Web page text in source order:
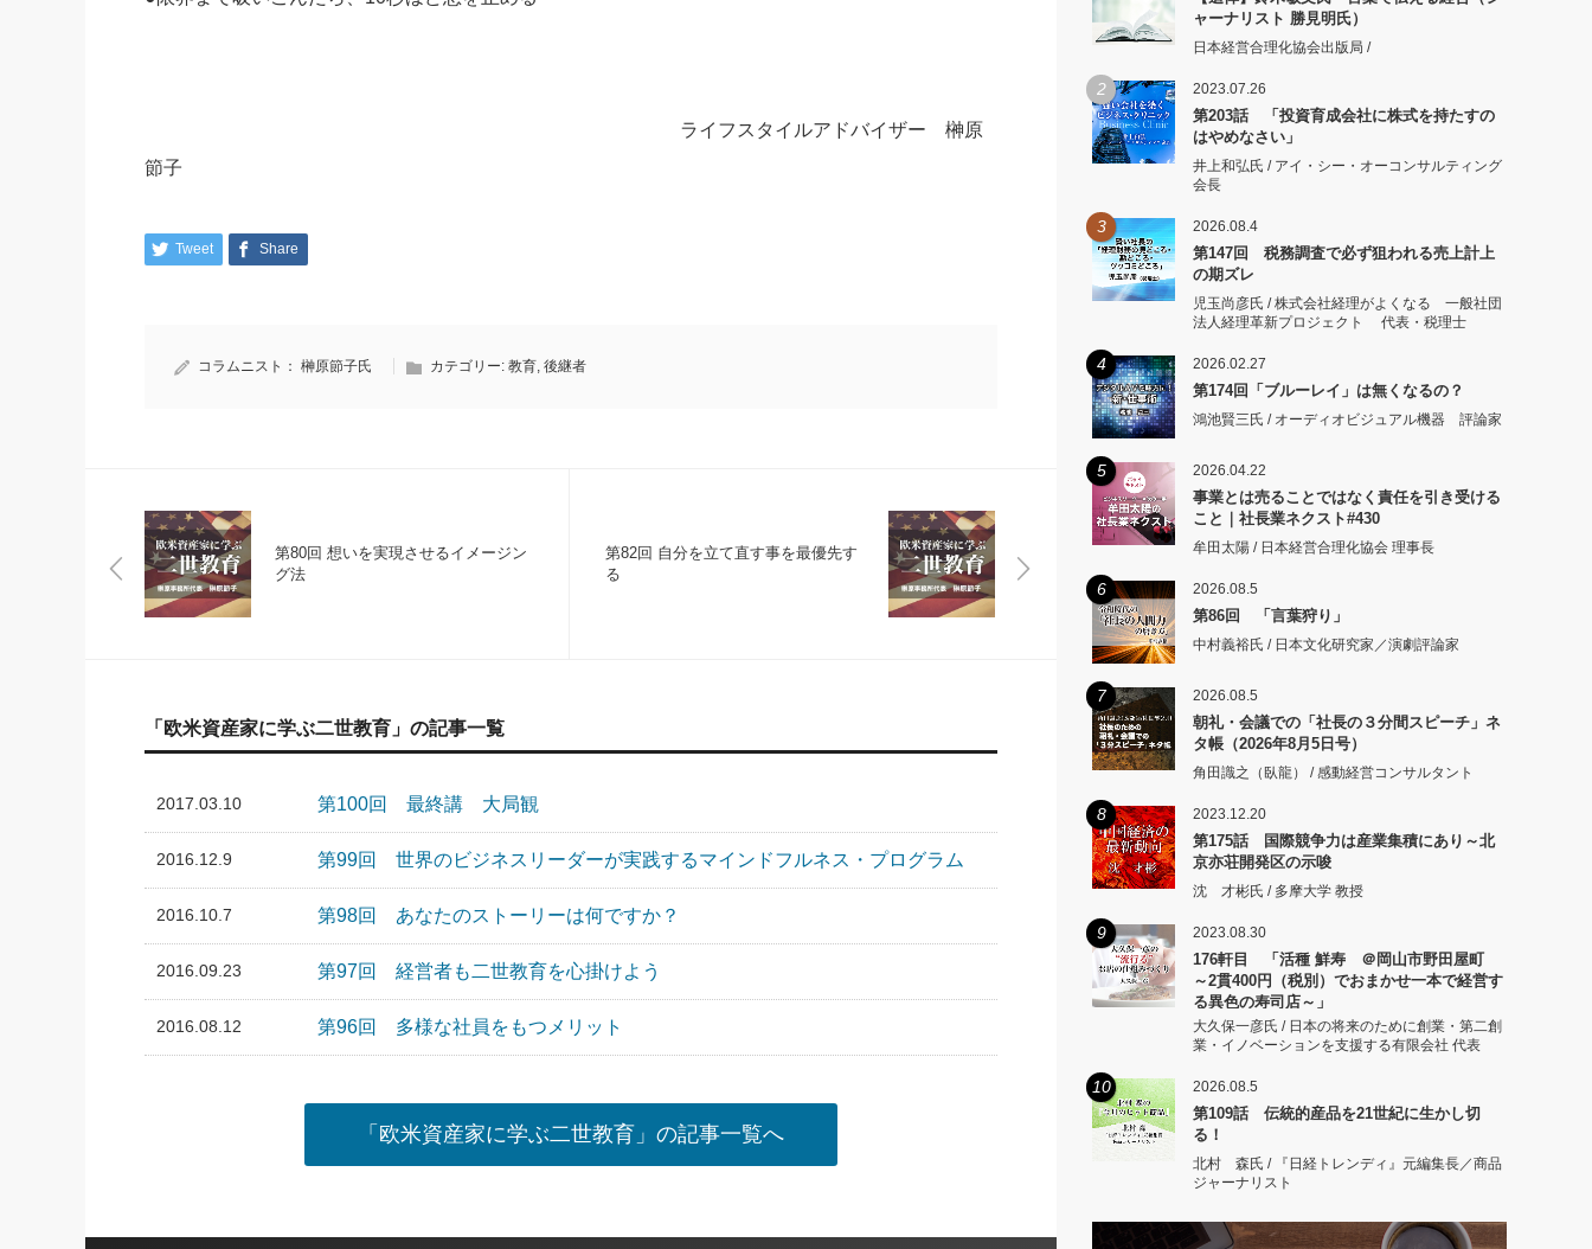
ライフスタイルアドバイザー 榊原
節子
Tweet Share
コラムニスト： 榊原節子氏 カテゴリー: 教育, 後継者
第80回 想いを実現させるイメージン
グ法
第82回 自分を立て直す事を最優先す
る
「欧米資産家に学ぶ二世教育」の記事一覧
2017.03.10 第100回 最終講 大局観
2016.12.9 第99回 世界のビジネスリーダーが実践するマインドフルネス・プログラム
2016.10.7 第98回 あなたのストーリーは何ですか？
2016.09.23 第97回 経営者も二世教育を心掛けよう
2016.08.12 第96回 多様な社員をもつメリット
「欧米資産家に学ぶ二世教育」の記事一覧へ
ャーナリスト 勝見明氏）
日本経営合理化協会出版局 /
2 2023.07.26
第203話 「投資育成会社に株式を持たすの
はやめなさい」
井上和弘氏 / アイ・シー・オーコンサルティング
会長
3 2026.08.4
第147回 税務調査で必ず狙われる売上計上
の期ズレ
児玉尚彦氏 / 株式会社経理がよくなる 一般社団
法人経理革新プロジェクト 代表・税理士
4 2026.02.27
第174回「ブルーレイ」は無くなるの？
鴻池賢三氏 / オーディオビジュアル機器 評論家
5 2026.04.22
事業とは売ることではなく責任を引き受ける
こと｜社長業ネクスト#430
牟田太陽 / 日本経営合理化協会 理事長
6 2026.08.5
第86回 「言葉狩り」
中村義裕氏 / 日本文化研究家／演劇評論家
7 2026.08.5
朝礼・会議での「社長の３分間スピーチ」ネ
タ帳（2026年8月5日号）
角田識之（臥龍） / 感動経営コンサルタント
8 2023.12.20
第175話 国際競争力は産業集積にあり～北
京亦荘開発区の示唆
沈 才彬氏 / 多摩大学 教授
9 2023.08.30
176軒目 「活種 鮮寿 ＠岡山市野田屋町
～2貫400円（税別）でおまかせ一本で経営す
る異色の寿司店～」
大久保一彦氏 / 日本の将来のために創業・第二創
業・イノベーションを支援する有限会社 代表
10 2026.08.5
第109話 伝統的産品を21世紀に生かし切
る！
北村 森氏 / 『日経トレンディ』元編集長／商品
ジャーナリスト